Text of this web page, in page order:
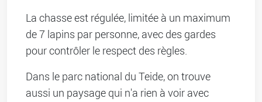
La chasse est régulée, limitée à un maximum
de 7 lapins par personne, avec des gardes
pour contrôler le respect des règles.
Dans le parc national du Teide, on trouve
aussi un paysage qui n'a rien à voir avec